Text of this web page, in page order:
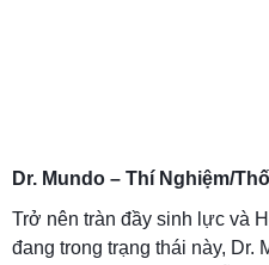
Dr. Mundo – Thí Nghiệm/
Trở nên tràn đầy sinh lực và
đang trong trạng thái này, Dr.